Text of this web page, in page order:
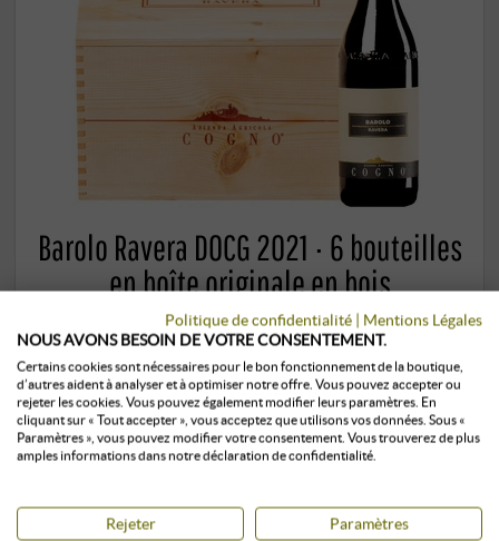
Barolo Ravera DOCG 2021 · 6 bouteilles
en boîte originale en bois
Elvio Cogno | Piémont
484,00 €
4,5 l · 107,56 €/l·TTC, plusfrais d’envoi
+
Politique de confidentialité | Mentions Légales
NOUS AVONS BESOIN DE VOTRE CONSENTEMENT.
Certains cookies sont nécessaires pour le bon fonctionnement de la boutique,
d’autres aident à analyser et à optimiser notre offre. Vous pouvez accepter ou
rejeter les cookies. Vous pouvez également modifier leurs paramètres. En
cliquant sur « Tout accepter », vous acceptez que utilisons vos données. Sous «
Paramètres », vous pouvez modifier votre consentement. Vous trouverez de plus
amples informations dans notre déclaration de confidentialité.
Rejeter Paramètres